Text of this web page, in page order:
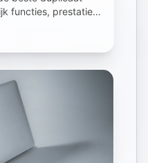
functies, prestaties